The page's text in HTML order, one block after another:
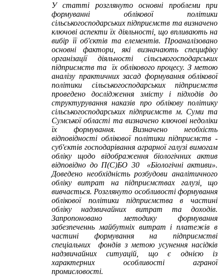
У статті розглянуто основні проблеми при
формуванні облікової політики
сільськогосподарських підприємств та визначено
ключові аспекти їх діяльності, що впливають на
вибір її об'єктів та елементів. Проаналізовано
основні фактори, які визначають специфіку
організації діяльності сільськогосподарських
підприємств та їх облікового процесу. З метою
аналізу практичних засад формування облікової
політики сільськогосподарських підприємств
проведено дослідження змісту і підходів до
структурування наказів про облікову політику
сільськогосподарських підприємств м. Суми та
Сумської області та визначено ключові недоліки
їх формування. Визначено необхість
відповідності облікової політики підприємств -
суб'єктів господарівання аграрної галузі вимогам
обліку щодо відображення біологічних актив
відповідно до П(С)БО 30 «Біологічні активи».
Доведено необхідність розбудови аналітичного
обліку витрат на підприємствах галузі, що
вивчається. Розглянуто особливості формування
облікової політики підприємства в частині
обліку надзвичайних витрат та доходів.
Запропоновано методику формування
забезпеченнь майбутніх витрат і платежів в
частині формування на підприємстві
спеціальних фондів з метою усунення насідків
надзвичайних ситуацій, що є однією із
характерних особливості аграної
промисловості.